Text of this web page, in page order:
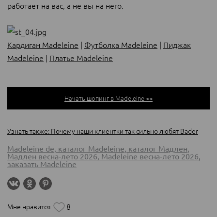
работает на вас, а не вы на него.
Кардиган Madeleine | Футболка Madeleine | Пиджак
Madeleine | Платье Madeleine
Начать шопинг в Madeleine >>
Узнать также: Почему наши клиентки так сильно любят Bader
Madeleine de, каталог Madeleine, каталог Мадлен,
Мадлен весна-лето 2026, Madeleine весна-лето 2026,
заказать Madeleine
Мне нравится 8